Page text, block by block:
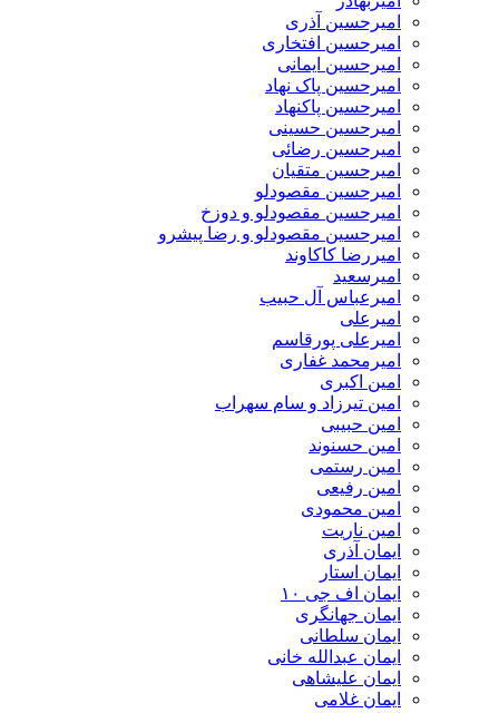
امیرحسین آذری
امیرحسین افتخاری
امیرحسین ایمانی
امیرحسین پاک نهاد
امیرحسین پاکنهاد
امیرحسین حسینی
امیرحسین رضائی
امیرحسین متقیان
امیرحسین مقصودلو
امیرحسین مقصودلو و دوزخ
امیرحسین مقصودلو و رضا پیشرو
امیررضا کاکاوند
امیرسعید
امیرعباس آل حبیب
امیرعلی
امیرعلی پورقاسم
امیرمحمد غفاری
امین اکبری
امین تیرزاد و سام سهراب
امین حبیبی
امین حسنوند
امین رستمی
امین رفیعی
امین محمودی
امین ناریت
ایمان آذری
ایمان استار
ایمان اف جی ۱۰
ایمان جهانگری
ایمان سلطانی
ایمان عبدالله خانی
ایمان علیشاهی
ایمان غلامی